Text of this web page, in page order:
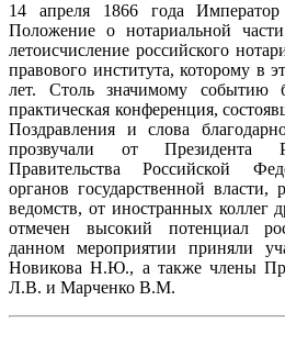
14 апреля 1866 года
Положение о нотариальной
летоисчисление российского
правового института, которому в
лет. Столь значимому событию
практическая конференция,
Поздравления и слова
прозвучали от Президента
Правительства Российской
органов государственной власти,
ведомств, от иностранных коллег
отмечен высокий потенциал
данном мероприятии приняли
Новикова Н.Ю., а также члены
Л.В. и Марченко В.М.